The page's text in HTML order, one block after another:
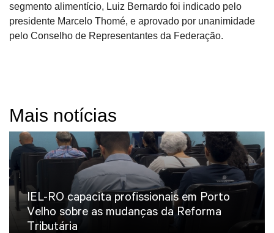
segmento alimentício, Luiz Bernardo foi indicado pelo
presidente Marcelo Thomé, e aprovado por unanimidade
pelo Conselho de Representantes da Federação.
Mais notícias
IEL-RO capacita profissionais em Porto
Velho sobre as mudanças da Reforma
Tributária